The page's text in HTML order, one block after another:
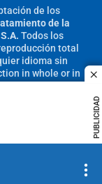
PUBLICIDAD
de los
de la
Todos los
total
idioma sin
in whole or in